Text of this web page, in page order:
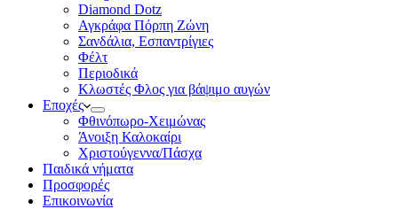
Diamond Dotz
Αγκράφα Πόρπη Ζώνη
Σανδάλια, Εσπαντρίγιες
Φέλτ
Περιοδικά
Κλωστές Φλος για βάψιμο αυγών
Εποχές
Φθινόπωρο-Χειμώνας
Άνοιξη Καλοκαίρι
Χριστούγεννα/Πάσχα
Παιδικά νήματα
Προσφορές
Επικοινωνία